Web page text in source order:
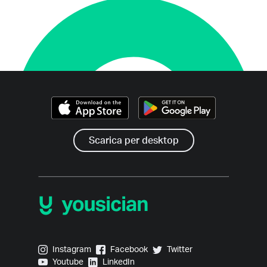
Scarica per desktop
Yousician on Instagram
Instagram Yousician on Facebook
Facebook Yousician on Twitter
Twitter
Yousician on Youtube
Youtube Yousician on LinkedIn
LinkedIn